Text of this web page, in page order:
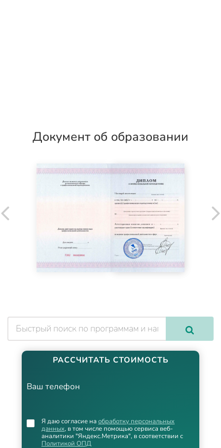
Документ об образовании
РАССЧИТАТЬ СТОИМОСТЬ
Ваш телефон
Я даю согласие на обработку персональных
данных, в том числе помощью сервиса веб-
аналитики "Яндекс.Метрика", в соответствии с
Политикой ОПД